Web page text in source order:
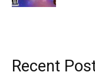
Recent